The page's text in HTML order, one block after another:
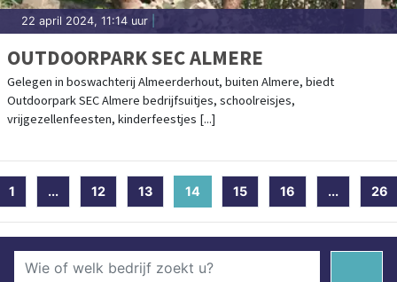
22 april 2024, 11:14 uur
OUTDOORPARK SEC ALMERE
Gelegen in boswachterij Almeerderhout, buiten Almere, biedt
Outdoorpark SEC Almere bedrijfsuitjes, schoolreisjes,
vrijgezellenfeesten, kinderfeestjes [...]
1 ... 12 13 14 (current)
15 16 ... 26